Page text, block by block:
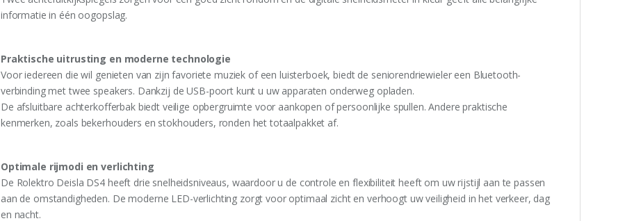
informatie in één oogopslag.
Praktische uitrusting en moderne technologie
Voor iedereen die wil genieten van zijn favoriete muziek of een luisterboek, biedt de seniorendriewieler een Bluetooth-
verbinding met twee speakers. Dankzij de USB-poort kunt u uw apparaten onderweg opladen.
De afsluitbare achterkofferbak biedt veilige opbergruimte voor aankopen of persoonlijke spullen. Andere praktische
kenmerken, zoals bekerhouders en stokhouders, ronden het totaalpakket af.
Optimale rijmodi en verlichting
De Rolektro Deisla DS4 heeft drie snelheidsniveaus, waardoor u de controle en flexibiliteit heeft om uw rijstijl aan te passen
aan de omstandigheden. De moderne LED-verlichting zorgt voor optimaal zicht en verhoogt uw veiligheid in het verkeer, dag
en nacht.